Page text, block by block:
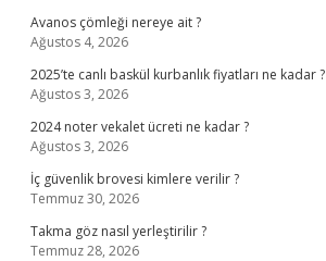
Avanos çömleği nereye ait ?
Ağustos 4, 2026
2025’te canlı baskül kurbanlık fiyatları ne kadar ?
Ağustos 3, 2026
2024 noter vekalet ücreti ne kadar ?
Ağustos 3, 2026
İç güvenlik brovesi kimlere verilir ?
Temmuz 30, 2026
Takma göz nasıl yerleştirilir ?
Temmuz 28, 2026